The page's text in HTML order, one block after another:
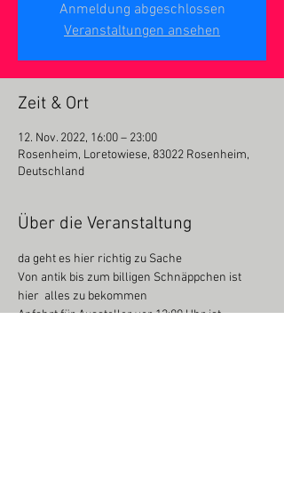
Anmeldung abgeschlossen
Veranstaltungen ansehen
Zeit & Ort
12. Nov. 2022, 16:00 – 23:00
Rosenheim, Loretowiese, 83022 Rosenheim,
Deutschland
Über die Veranstaltung
da geht es hier richtig zu Sache
Von antik bis zum billigen Schnäppchen ist
hier  alles zu bekommen
Anfahrt für Aussteller vor 12:00 Uhr ist